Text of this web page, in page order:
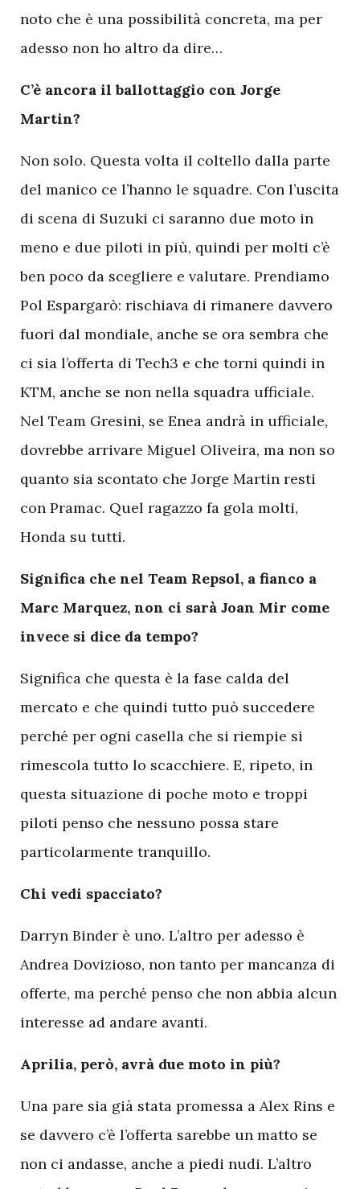
noto che è una possibilità concreta, ma per
adesso non ho altro da dire…
C’è ancora il ballottaggio con Jorge
Martin?
Non solo. Questa volta il coltello dalla parte
del manico ce l’hanno le squadre. Con l’uscita
di scena di Suzuki ci saranno due moto in
meno e due piloti in più, quindi per molti c’è
ben poco da scegliere e valutare. Prendiamo
Pol Espargarò: rischiava di rimanere davvero
fuori dal mondiale, anche se ora sembra che
ci sia l’offerta di Tech3 e che torni quindi in
KTM, anche se non nella squadra ufficiale.
Nel Team Gresini, se Enea andrà in ufficiale,
dovrebbe arrivare Miguel Oliveira, ma non so
quanto sia scontato che Jorge Martin resti
con Pramac. Quel ragazzo fa gola molti,
Honda su tutti.
Significa che nel Team Repsol, a fianco a
Marc Marquez, non ci sarà Joan Mir come
invece si dice da tempo?
Significa che questa è la fase calda del
mercato e che quindi tutto può succedere
perché per ogni casella che si riempie si
rimescola tutto lo scacchiere. E, ripeto, in
questa situazione di poche moto e troppi
piloti penso che nessuno possa stare
particolarmente tranquillo.
Chi vedi spacciato?
Darryn Binder è uno. L’altro per adesso è
Andrea Dovizioso, non tanto per mancanza di
offerte, ma perché penso che non abbia alcun
interesse ad andare avanti.
Aprilia, però, avrà due moto in più?
Una pare sia già stata promessa a Alex Rins e
se davvero c’è l’offerta sarebbe un matto se
non ci andasse, anche a piedi nudi. L’altro